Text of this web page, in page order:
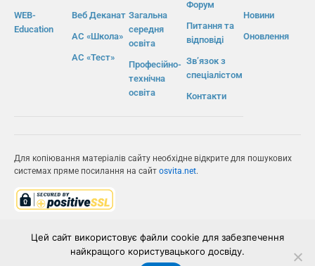
WEB-
Education
Веб Деканат
АС «Школа»
АС «Тест»
Загальна
середня
освіта
Професійно-
технічна
освіта
Форум
Питання та
відповіді
Зв’язок з
спеціалістом
Контакти
Новини
Оновлення
Для копіювання матеріалів сайту необхідне відкрите для пошукових
системах пряме посилання на сайт osvita.net.
ІВС «ОСВІТА»
Цей сайт використовує файли cookie для забезпечення
найкращого користувацького досвіду.